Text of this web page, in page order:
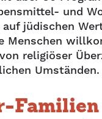
und
auf jüdischen
Menschen
religiöser
Umständen.